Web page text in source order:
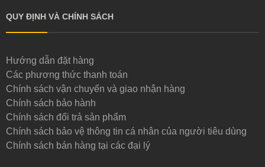
QUY ĐỊNH VÀ CHÍNH SÁCH
Hướng dẫn đặt hàng
Các phương thức thanh toán
Chính sách vận chuyển và giao nhận hàng
Chính sách bảo hành
Chính sách đổi trả sản phẩm
Chính sách bảo vệ thông tin cá nhân của người tiêu dùng
Chính sách bán hàng tại các đại lý